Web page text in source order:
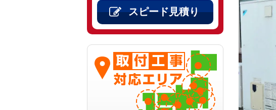
スピード見積り